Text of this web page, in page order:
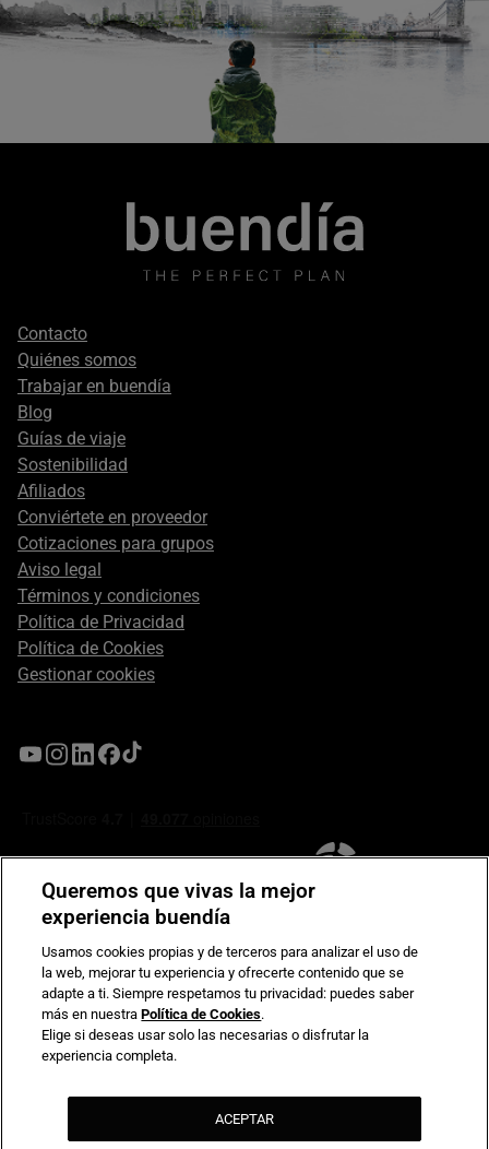
Footer
secondary
Contacto
Quiénes somos
Trabajar en buendía
Blog
Guías de viaje
Sostenibilidad
Afiliados
Conviértete en proveedor
Cotizaciones para grupos
Aviso legal
Términos y condiciones
Política de Privacidad
Política de Cookies
Gestionar cookies
Compromiso de seguridad en pagos electrónicos
Queremos que vivas la mejor
experiencia buendía
Usamos cookies propias y de terceros para analizar el uso de
la web, mejorar tu experiencia y ofrecerte contenido que se
adapte a ti. Siempre respetamos tu privacidad: puedes saber
más en nuestraPolítica de Cookies.
Elige si deseas usar solo las necesarias o disfrutar la
experiencia completa.
ACEPTAR